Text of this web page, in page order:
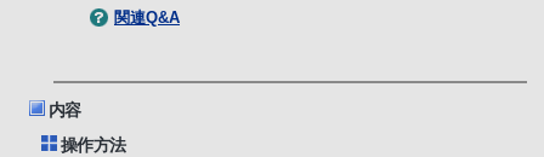
関連Q&A
内容
操作方法